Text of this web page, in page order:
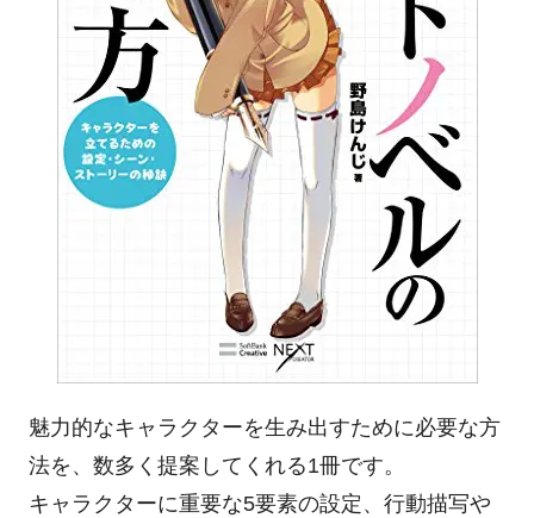
魅力的なキャラクターを生み出すために必要な方
法を、数多く提案してくれる1冊です。
キャラクターに重要な5要素の設定、行動描写や